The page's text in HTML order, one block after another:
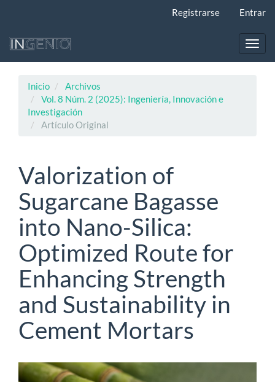
principal
Registrarse Entrar
Inicio
Archivos
Vol. 8 Núm. 2 (2025): Ingeniería, Innovación e
Investigación
Artículo Original
Valorization of
Sugarcane Bagasse
into Nano-Silica:
Optimized Route for
Enhancing Strength
and Sustainability in
Cement Mortars
Barra